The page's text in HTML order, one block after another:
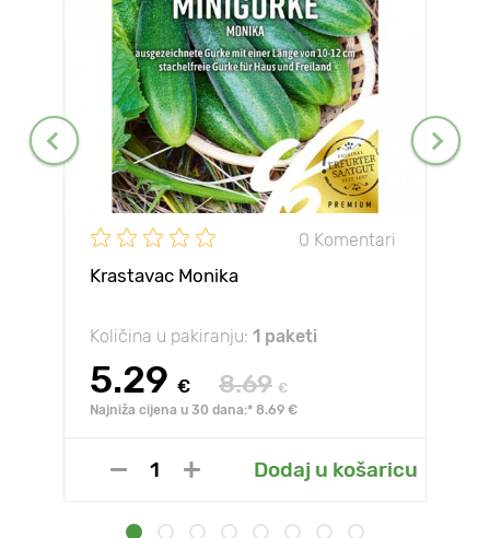
0 Komentari
Krastavac Monika
Količina u pakiranju: 1 paketi
5.29 € 8.69 €
Najniža cijena u 30 dana:* 8.69 €
Dodaj u košaricu